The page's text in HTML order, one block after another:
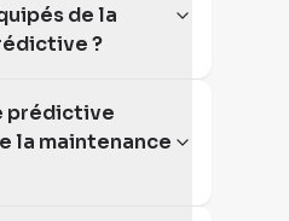
de la
?
prédictive
la maintenance